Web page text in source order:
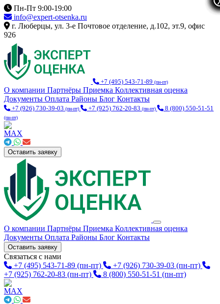
Пн-Пт 9:00-19:00
info@expert-otsenka.ru
г. Люберцы, ул. 3-е Почтовое отделение, д.102, эт.9, офис
926
+7 (495) 543-71-89 (пн-пт)
О компании Партнёры Приемка Коллективная оценка
Документы Оплата Районы Блог Контакты
+7 (926) 730-39-03 (пн-пт) +7 (925) 762-20-83 (пн-пт) 8 (800) 550-51-51
(пн-пт)
Оставить заявку
О компании Партнёры Приемка Коллективная оценка
Документы Оплата Районы Блог Контакты
Оставить заявку
Связаться с нами
+7 (495) 543-71-89 (пн-пт) +7 (926) 730-39-03 (пн-пт)
+7 (925) 762-20-83 (пн-пт) 8 (800) 550-51-51 (пн-пт)